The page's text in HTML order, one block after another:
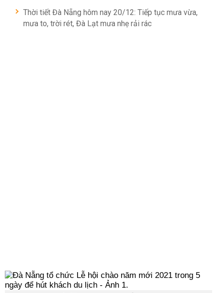
Thời tiết Đà Nẵng hôm nay 20/12: Tiếp tục mưa vừa,
mưa to, trời rét, Đà Lạt mưa nhẹ rải rác